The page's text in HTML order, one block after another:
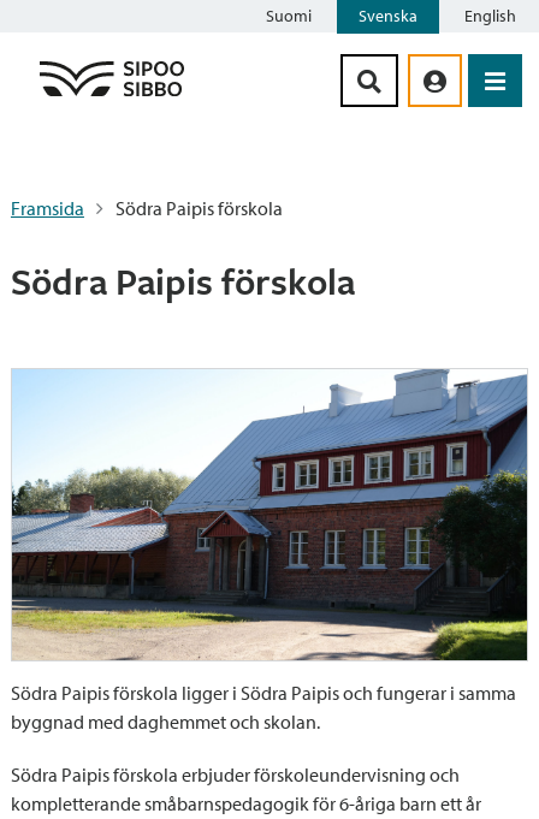
Suomi Svenska English
Framsida Södra Paipis förskola
Södra Paipis förskola
Södra Paipis förskola ligger i Södra Paipis och fungerar i samma
byggnad med daghemmet och skolan.
Södra Paipis förskola erbjuder förskoleundervisning och
kompletterande småbarnspedagogik för 6-åriga barn ett år